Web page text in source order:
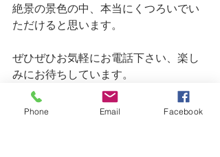
絶景の景色の中、本当にくつろいでい
ただけると思います。
ぜひぜひお気軽にお電話下さい、楽し
みにお待ちしています。
Phone Email Facebook